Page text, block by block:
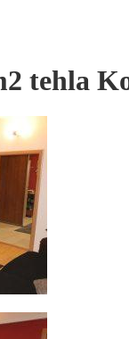
tehla